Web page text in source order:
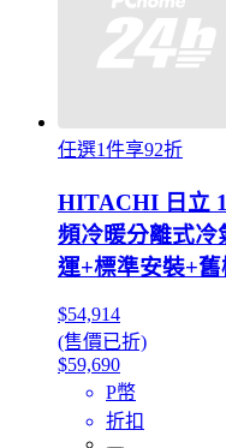
任選1件享92折
HITACHI 日立
頻冷暖分離式冷
運+標準安裝+
$54,914
(售價已折)
$59,690
P幣
折扣